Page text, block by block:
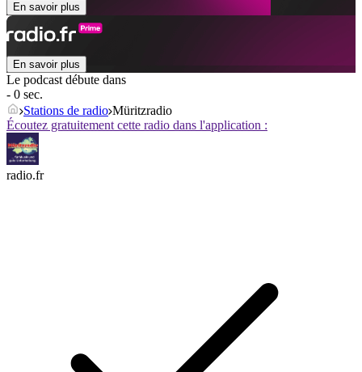
En savoir plus
En savoir plus
Le podcast débute dans
- 0 sec.
Stations de radio Müritzradio
Écoutez gratuitement cette radio dans l'application :
radio.fr